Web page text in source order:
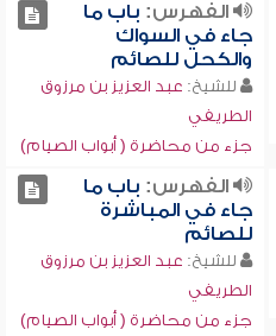
الفهرس: باب ما
جاء في السواك
والكحل للصائم
للشيخ: عبد العزيز بن مرزوق
الطريفي
جزء من محاضرة ( أبواب الصيام)
الفهرس: باب ما
جاء في المباشرة
للصائم
للشيخ: عبد العزيز بن مرزوق
الطريفي
جزء من محاضرة ( أبواب الصيام)